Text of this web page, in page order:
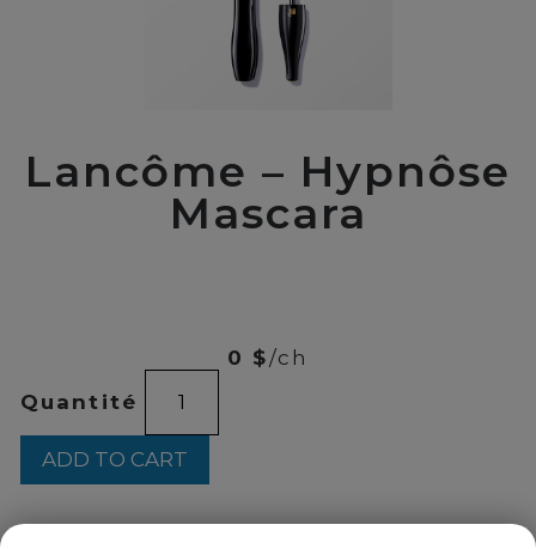
Lancôme – Hypnôse
Mascara
0 $ /ch
Quantité
Lancôme
Mascara
quantity
ADD TO CART